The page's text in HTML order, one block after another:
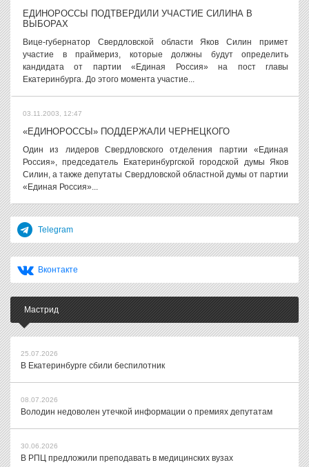
ЕДИНОРОССЫ ПОДТВЕРДИЛИ УЧАСТИЕ СИЛИНА В
ВЫБОРАХ
Вице-губернатор Свердловской области Яков Силин примет
участие в праймериз, которые должны будут определить
кандидата от партии «Единая Россия» на пост главы
Екатеринбурга. До этого момента участие...
03.11.2003, 12:47
«ЕДИНОРОССЫ» ПОДДЕРЖАЛИ ЧЕРНЕЦКОГО
Один из лидеров Свердловского отделения партии «Единая
Россия», председатель Екатеринбургской городской думы Яков
Силин, а также депутаты Свердловской областной думы от партии
«Единая Россия»...
Telegram
Вконтакте
Мастрид
25.07.2026
В Екатеринбурге сбили беспилотник
08.07.2026
Володин недоволен утечкой информации о премиях депутатам
30.06.2026
В РПЦ предложили преподавать в медицинских вузах